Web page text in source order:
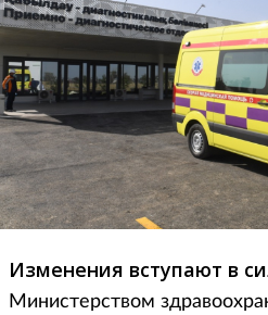
Изменения вступают в
Министерством